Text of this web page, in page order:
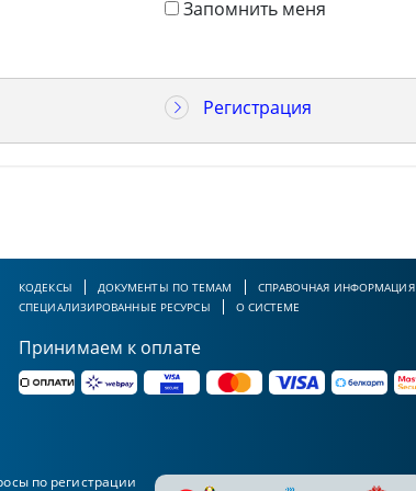
Запомнить меня
Регистрация
КОДЕКСЫ ДОКУМЕНТЫ ПО ТЕМАМ
СПРАВОЧНАЯ ИНФОРМАЦИЯ
СПЕЦИАЛИЗИРОВАННЫЕ РЕСУРСЫ
О СИСТЕМЕ
Принимаем к оплате
по регистрации